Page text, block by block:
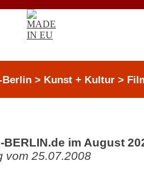
Berlin > Kunst + Kultur >
BERLIN.de im August
vom 25.07.2008